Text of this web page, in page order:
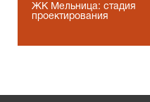
ЖК Мельница: стадия
проектирования